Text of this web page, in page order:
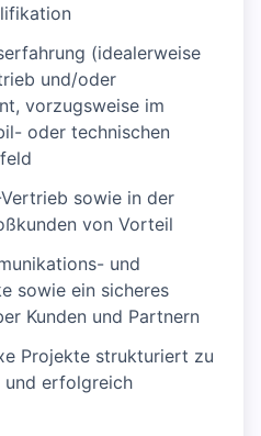
(idealerweise
und/oder
vorzugsweise im
oder technischen
sowie in der
von Vorteil
und
sowie ein sicheres
Kunden und Partnern
Projekte strukturiert zu
und erfolgreich